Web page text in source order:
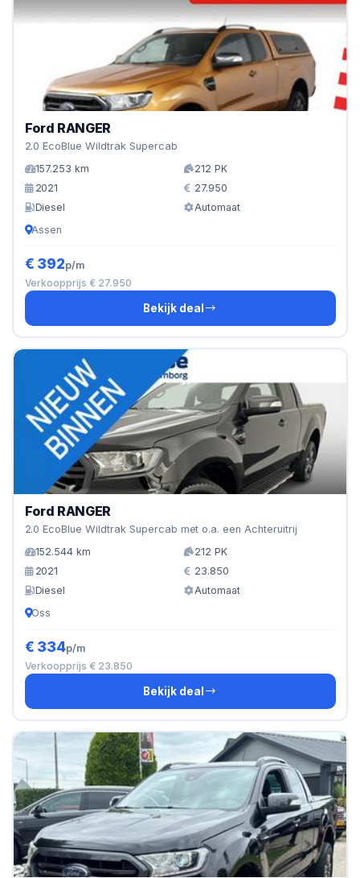
Ford RANGER
2.0 EcoBlue Wildtrak Supercab
157.253 km
212 PK
2021
27.950
Diesel
Automaat
Assen
€ 392p/m
Verkoopprijs € 27.950
Bekijk deal
Ford RANGER
2.0 EcoBlue Wildtrak Supercab met o.a. een Achteruitrij
152.544 km
212 PK
2021
23.850
Diesel
Automaat
Oss
€ 334p/m
Verkoopprijs € 23.850
Bekijk deal